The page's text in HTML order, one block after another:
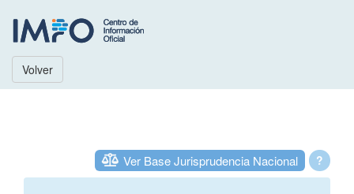
Volver
?
Ver Base Jurisprudencia Nacional